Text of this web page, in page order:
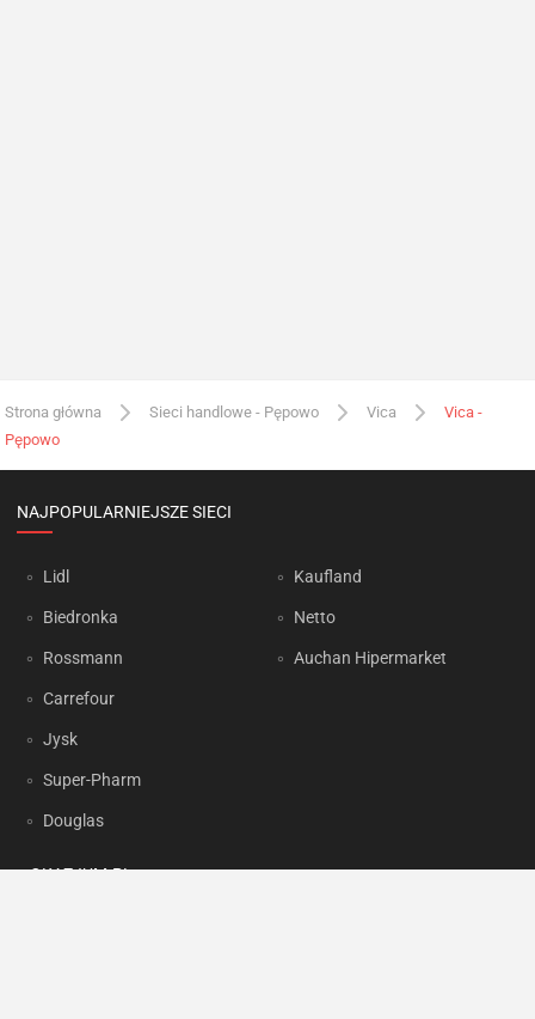
Strona główna Sieci handlowe - Pępowo Vica
Vica -
Pępowo
NAJPOPULARNIEJSZE SIECI
Lidl
Biedronka
Rossmann
Carrefour
Jysk
Super-Pharm
Douglas
Kaufland
Netto
Auchan Hipermarket
OKAZJUM.PL